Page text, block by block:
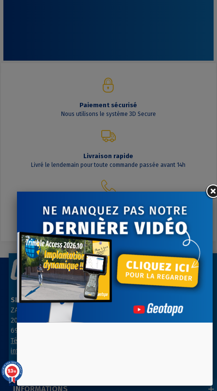
Paiement sécurisé
Nous utilisons le système 3D Secure
Livraison rapide
Livré le lendemain pour toute commande passée avant 14h
Contactez-nous
A votre écoute du lundi au vendredi
SIÈGE SOCIAL
ZAC des Grillons
208, rue de l’Ancienne Distillerie
69400 GLEIZÉ
Tél : 04 74 69 94 00
info@geotopo.fr
ZA Les belles vues
INFORMATIONS
9.3/10
39 avis